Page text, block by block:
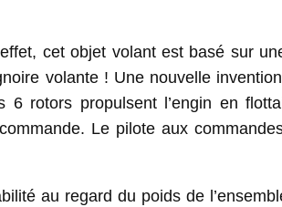
cet objet volant est basé sur
volante ! Une nouvelle
rotors propulsent l’engin en
Le pilote aux
au regard du poids de